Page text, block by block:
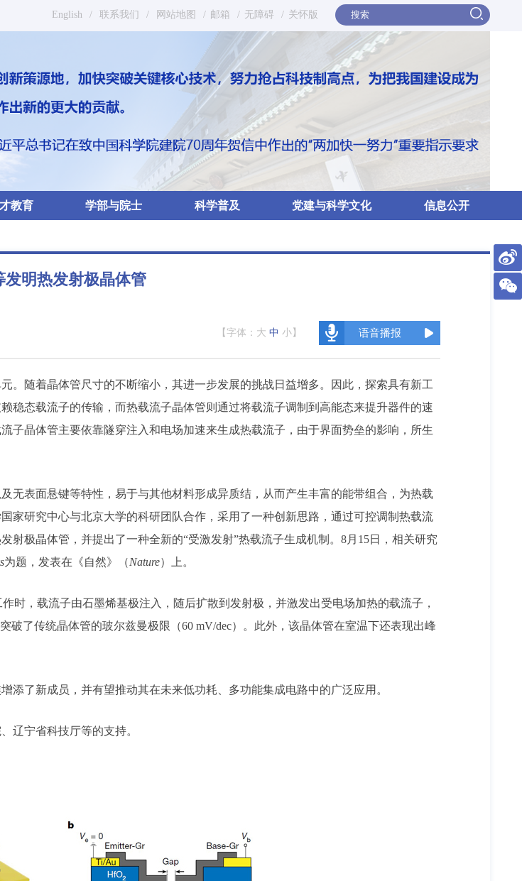
English / 联系我们 / 网站地图 / 邮箱 / 无障碍 / 关怀版
教育 学部与院士 科学普及 党建与科学文化 信息公开
发明热发射极晶体管
【字体： 大 中 小 】 语音播报
。随着晶体管尺寸的不断缩小，其进一步发展的挑战日益增多。因此，探索具有新工
稳态载流子的传输，而热载流子晶体管则通过将载流子调制到高能态来提升器件的速
子晶体管主要依靠隧穿注入和电场加速来生成热载流子，由于界面势垒的影响，所生
无表面悬键等特性，易于与其他材料形成异质结，从而产生丰富的能带组合，为热载
家研究中心与北京大学的科研团队合作，采用了一种创新思路，通过可控调制热载流
极晶体管，并提出了一种全新的“受激发射”热载流子生成机制。8月15日，相关研究
为题，发表在《自然》（Nature）上。
时，载流子由石墨烯基极注入，随后扩散到发射极，并激发出受电场加热的载流子，
破了传统晶体管的玻尔兹曼极限（60 mV/dec）。此外，该晶体管在室温下还表现出峰
了新成员，并有望推动其在未来低功耗、多功能集成电路中的广泛应用。
辽宁省科技厅等的支持。